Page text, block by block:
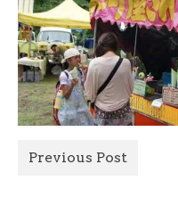
All Photo
Official Site
Previous Post